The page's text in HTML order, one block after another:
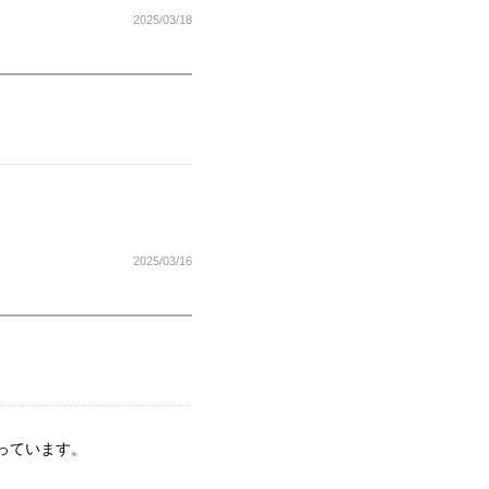
2025/03/18
2025/03/16
います。